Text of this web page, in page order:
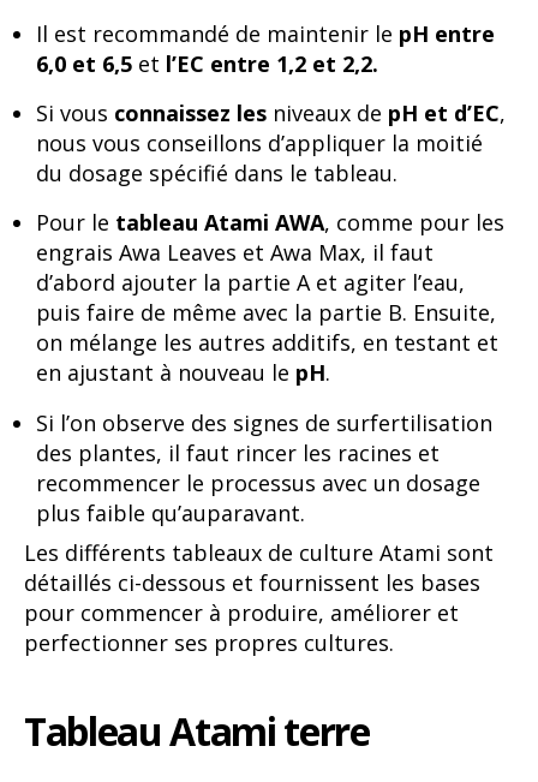
Il est recommandé de maintenir le pH entre
6,0 et 6,5 et l’EC entre 1,2 et 2,2.
Si vous connaissez les niveaux de pH et d’EC,
nous vous conseillons d’appliquer la moitié
du dosage spécifié dans le tableau.
Pour le tableau Atami AWA, comme pour les
engrais Awa Leaves et Awa Max, il faut
d’abord ajouter la partie A et agiter l’eau,
puis faire de même avec la partie B. Ensuite,
on mélange les autres additifs, en testant et
en ajustant à nouveau le pH.
Si l’on observe des signes de surfertilisation
des plantes, il faut rincer les racines et
recommencer le processus avec un dosage
plus faible qu’auparavant.
Les différents tableaux de culture Atami sont
détaillés ci-dessous et fournissent les bases
pour commencer à produire, améliorer et
perfectionner ses propres cultures.
Tableau Atami terre